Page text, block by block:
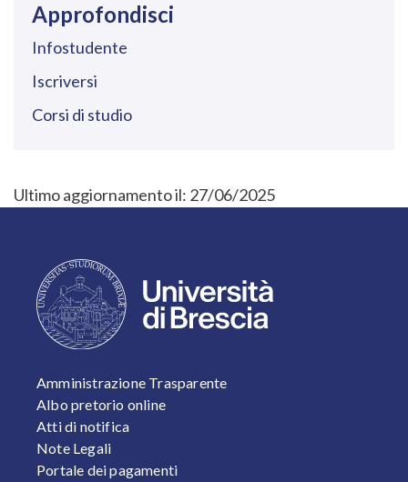
Approfondisci
Infostudente
Iscriversi
Corsi di studio
Ultimo aggiornamento il: 27/06/2025
FOOTER 1
Amministrazione Trasparente
Albo pretorio online
Atti di notifica
Note Legali
Portale dei pagamenti